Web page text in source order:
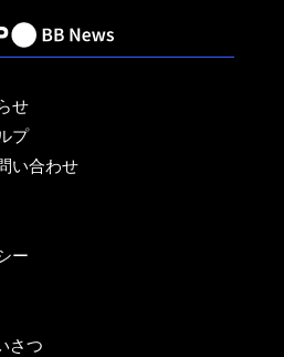
せ
プ
い合わせ
ー
さつ